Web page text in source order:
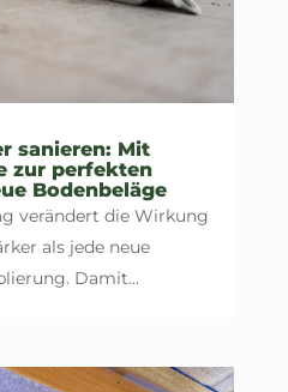
sanieren: Mit
zur perfekten
Bodenbeläge
verändert die Wirkung
als jede neue
Damit...